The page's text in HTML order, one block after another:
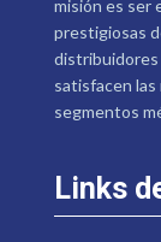
misión es ser
prestigiosas
satisfacen las
segmentos
Links